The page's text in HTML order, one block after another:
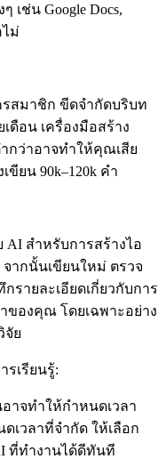
เช่น Google Docs,
ไม่
รสมาชิก ขีดจำกัดบริบท
ดือน เครื่องมือสร้าง
กว่าอาจทำให้คุณเสีย
ยน 90k–120k คำ
AI สำหรับการสร้างไอ
จากนั้นเขียนใหม่ ตรวจ
รายละเอียดเกี่ยวกับการ
ของคุณ โดยเฉพาะอย่าง
จัย
รเรียนรู้:
าจทำให้กำหนดเวลา
วลาที่จำกัด ให้เลือก
ที่ทำงานได้ดีทันที